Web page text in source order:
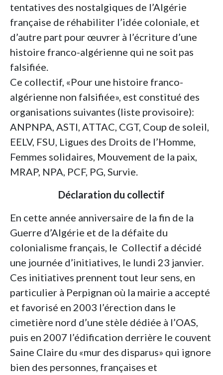
tentatives des nostalgiques de l’Algérie
française de réhabiliter l’idée coloniale, et
d’autre part pour œuvrer à l’écriture d’une
histoire franco-algérienne qui ne soit pas
falsifiée.
Ce collectif, «Pour une histoire franco-
algérienne non falsifiée», est constitué des
organisations suivantes (liste provisoire):
ANPNPA, ASTI, ATTAC, CGT, Coup de soleil,
EELV, FSU, Ligues des Droits de l’Homme,
Femmes solidaires, Mouvement de la paix,
MRAP, NPA, PCF, PG, Survie.
Déclaration du collectif
En cette année anniversaire de la fin de la
Guerre d’Algérie et de la défaite du
colonialisme français, le Collectif a décidé
une journée d’initiatives, le lundi 23 janvier.
Ces initiatives prennent tout leur sens, en
particulier à Perpignan où la mairie a accepté
et favorisé en 2003 l’érection dans le
cimetière nord d’une stèle dédiée à l’OAS,
puis en 2007 l’édification derrière le couvent
Saine Claire du «mur des disparus» qui ignore
bien des personnes, françaises et